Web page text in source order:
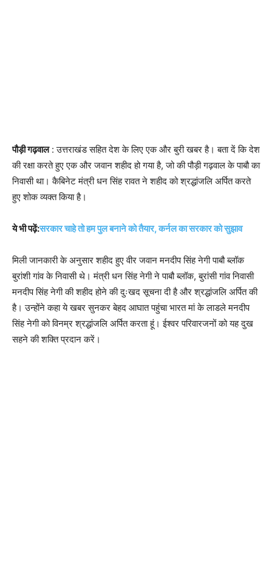
पौड़ी गढ़वाल: उत्तराखंड सहित देश के लिए एक और बुरी खबर है। बता दें कि देश
की रक्षा करते हुए एक और जवान शहीद हो गया है, जो की पौड़ी गढ़वाल के पाबौ का
निवासी था। कैबिनेट मंत्री धन सिंह रावत ने शहीद को श्रद्धांजलि अर्पित करते
हुए शोक व्यक्त किया है।
ये भी पढ़ें:सरकार चाहे तो हम पुल बनाने को तैयार, कर्नल का सरकार को सुझाव
मिली जानकारी के अनुसार शहीद हुए वीर जवान मनदीप सिंह नेगी पाबौ ब्लॉक
बुरांशी गांव के निवासी थे। मंत्री धन सिंह नेगी ने पाबौ ब्लॉक, बुरांसी गांव निवासी
मनदीप सिंह नेगी की शहीद होने की दुःखद सूचना दी है और श्रद्धांजलि अर्पित की
है। उन्होंने कहा ये खबर सुनकर बेहद आघात पहुंचा भारत मां के लाडले मनदीप
सिंह नेगी को विनम्र श्रद्धांजलि अर्पित करता हूं। ईश्वर परिवारजनों को यह दुख
सहने की शक्ति प्रदान करें।